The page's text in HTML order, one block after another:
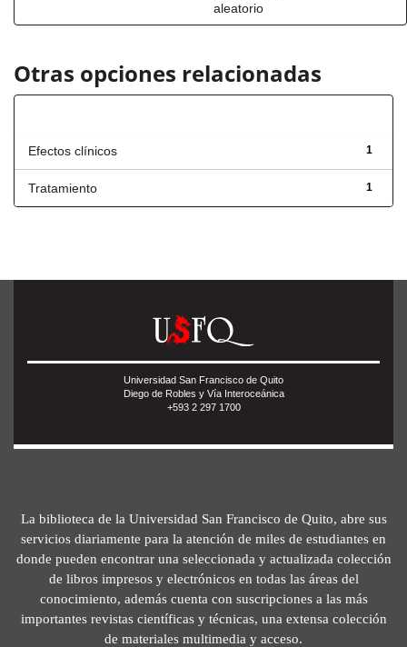
aleatorio
Otras opciones relacionadas
1
Efectos clínicos
1
Tratamiento
Universidad San Francisco de Quito
Diego de Robles y Vía Interoceánica
+593 2 297 1700
La biblioteca de la Universidad San Francisco de Quito, abre sus
servicios diariamente para la atención de miles de estudiantes en
donde pueden encontrar una seleccionada y actualizada colección
de libros impresos y electrónicos en todas las áreas del
conocimiento, además cuenta con suscripciones a las más
importantes revistas científicas y técnicas, una extensa colección
de materiales multimedia y acceso.